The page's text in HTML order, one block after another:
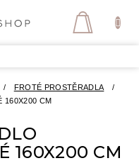
/ FROTÉ PROSTĚRADLA
/
160X200 CM
160X200 CM